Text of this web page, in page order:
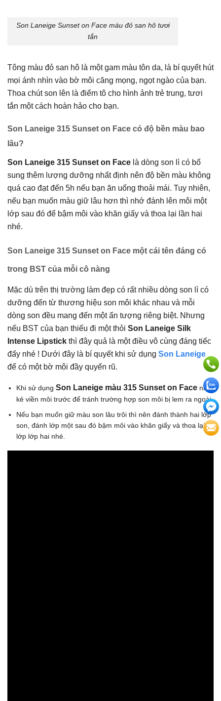
Son Laneige Sunset on Face màu đỏ san hô tươi
tắn
Tông màu đỏ san hô là một gam màu tôn da, là bí quyết hút
mọi ánh nhìn vào bờ môi căng mọng, ngọt ngào của bạn.
Thoa chút son lên là điểm tô cho hình ảnh trẻ trung, tươi
tắn một cách hoàn hảo cho bạn.
Son Laneige 315 Sunset on Face có độ bền màu bao
lâu?
Son Laneige 315 Sunset on Face là dòng son lì có bổ
sung thêm lượng dưỡng nhất định nên độ bền màu không
quá cao đạt đến 5h nếu bạn ăn uống thoải mái. Tuy nhiên,
nếu bạn muốn màu giữ lâu hơn thì nhớ đánh lên môi một
lớp sau đó để bậm môi vào khăn giấy và thoa lại lần hai
nhé.
Son Laneige 315 Sunset on Face một cái tên đáng có
trong BST của mỗi cô nàng
Mặc dù trên thị trường làm đẹp có rất nhiều dòng son lì có
dưỡng đến từ thương hiệu son môi khác nhau và mỗi
dòng son đều mang đến một ấn tượng riêng biệt. Nhưng
nếu BST của bạn thiếu đi một thỏi Son Laneige Silk
Intense Lipstick thì đây quả là một điều vô cùng đáng tiếc
đấy nhé ! Dưới đây là bí quyết khi sử dụng Son Laneige
để có một bờ môi đầy quyến rũ.
Khi sử dụngSon Laneige màu 315 Sunset on Face nhớ
kẻ viền môi trước để tránh trường hợp son môi bị lem ra ngoài.
Nếu bạn muốn giữ màu son lâu trôi thì nên đánh thành hai lớp
son, đánh lớp một sau đó bậm môi vào khăn giấy và thoa lại
lớp lớp hai nhé.